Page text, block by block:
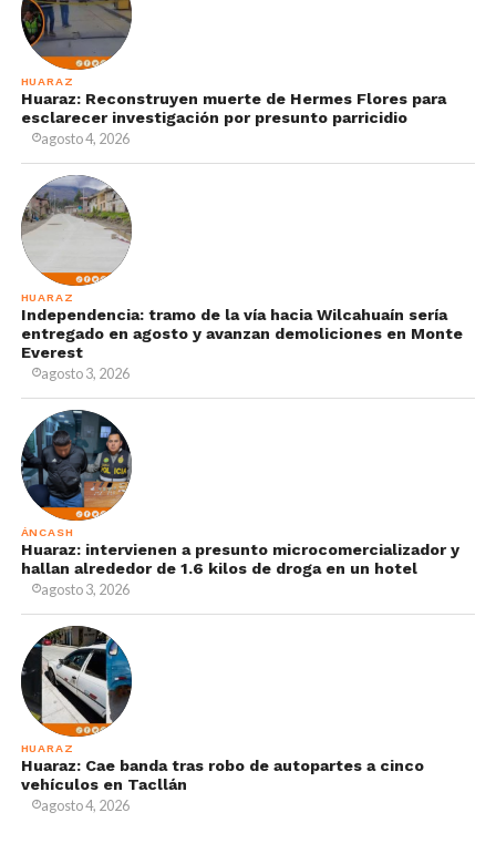
HUARAZ
Huaraz: Reconstruyen muerte de Hermes Flores para
esclarecer investigación por presunto parricidio
agosto 4, 2026
HUARAZ
Independencia: tramo de la vía hacia Wilcahuaín sería
entregado en agosto y avanzan demoliciones en Monte
Everest
agosto 3, 2026
ÁNCASH
Huaraz: intervienen a presunto microcomercializador y
hallan alrededor de 1.6 kilos de droga en un hotel
agosto 3, 2026
HUARAZ
Huaraz: Cae banda tras robo de autopartes a cinco
vehículos en Tacllán
agosto 4, 2026